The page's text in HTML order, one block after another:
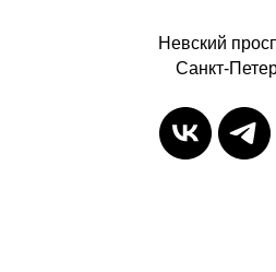
Невский
Санкт-